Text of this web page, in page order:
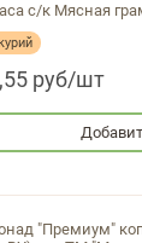
с/к Мясная
руб/шт
"Премиум"